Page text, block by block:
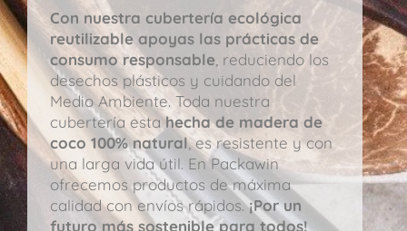
Con nuestra cubertería ecológica
reutilizable apoyas las prácticas de
consumo responsable , reduciendo los
desechos plásticos y cuidando del
Medio Ambiente. Toda nuestra
cubertería estahecha de madera de
coco 100% natural, es resistente y con
una larga vida útil. En Packawin
ofrecemos productos de máxima
calidad con envíos rápidos.¡Por un
futuro más sostenible para todos!